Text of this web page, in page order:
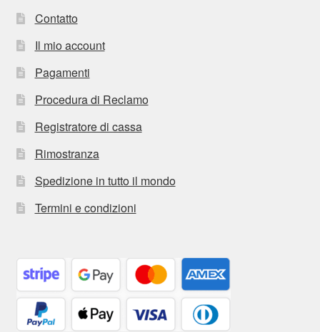
Contatto
Il mio account
Pagamenti
Procedura di Reclamo
Registratore di cassa
Rimostranza
Spedizione in tutto il mondo
Termini e condizioni